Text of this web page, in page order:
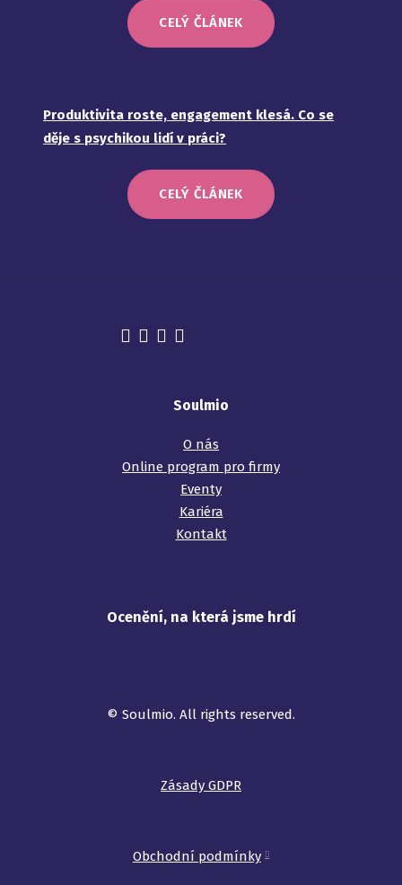
CELÝ ČLÁNEK
Produktivita roste, engagement klesá. Co se
děje s psychikou lidí v práci?
CELÝ ČLÁNEK
Soulmio
O nás
Online program pro firmy
Eventy
Kariéra
Kontakt
Ocenění, na která jsme hrdí
©️ Soulmio. All rights reserved.
Zásady GDPR
Obchodní podmínky